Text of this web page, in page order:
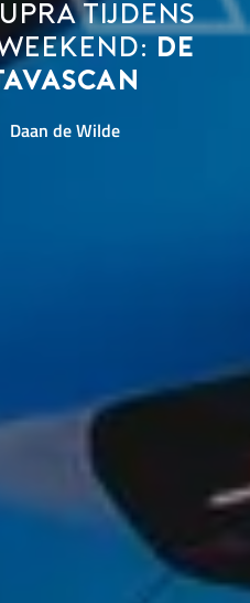
tijdens
de
Daan de Wilde